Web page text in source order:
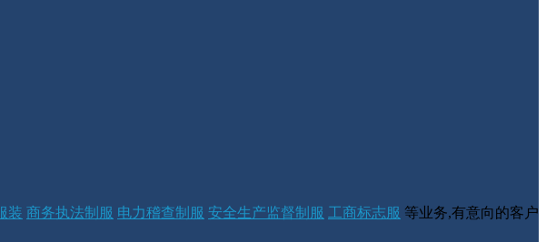
装 商务执法制服 电力稽查制服 安全生产监督制服 工商标志服 等业务,有意向的客户